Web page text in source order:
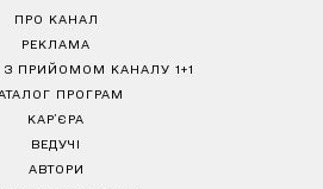
ПРО КАНАЛ
РЕКЛАМА
ПРИЙОМОМ КАНАЛУ 1+1
ПРОГРАМ
КАР’ЄРА
ВЕДУЧІ
АВТОРИ